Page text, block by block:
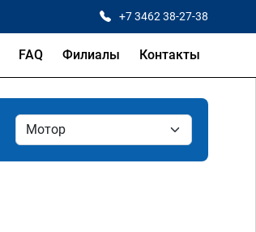
+7 3462 38-27-38
FAQ Филиалы Контакты